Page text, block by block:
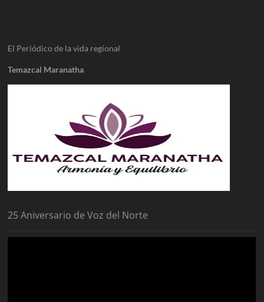
El Periódico de la vida regional
Temazcal Maranatha
25 Aniversario de Voz del Norte